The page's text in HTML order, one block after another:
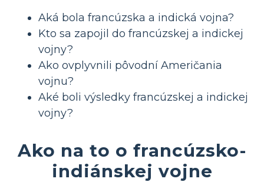
Aká bola francúzska a indická vojna?
Kto sa zapojil do francúzskej a indickej
vojny?
Ako ovplyvnili pôvodní Američania
vojnu?
Aké boli výsledky francúzskej a indickej
vojny?
Ako na to o francúzsko-
indiánskej vojne